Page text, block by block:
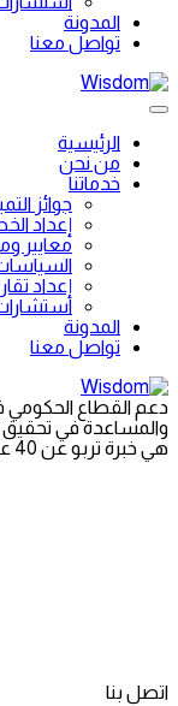
المدونة
تواصل معنا
الرئيسية
من نحن
خدماتنا
جوائز
إعداد
معايير
إعداد
المدونة
تواصل معنا
دعم القطاع الحكومي
هي خبرة تربو عن 40 عاماً في مجال الاستشارات والدعم التقني .
اتصل بنا